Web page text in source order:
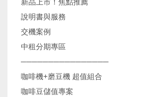
新品上市！焦點推薦
說明書與服務
交機案例
中租分期專區
────────────────
咖啡機+磨豆機 超值組合
咖啡豆儲值專案